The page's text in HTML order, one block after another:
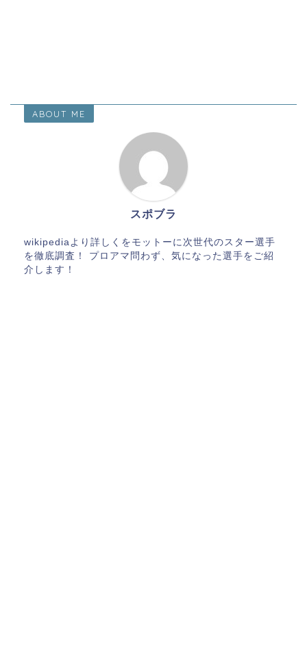
ABOUT ME
スポブラ
wikipediaより詳しくをモットーに次世代のスター選手
を徹底調査！ プロアマ問わず、気になった選手をご紹
介します！